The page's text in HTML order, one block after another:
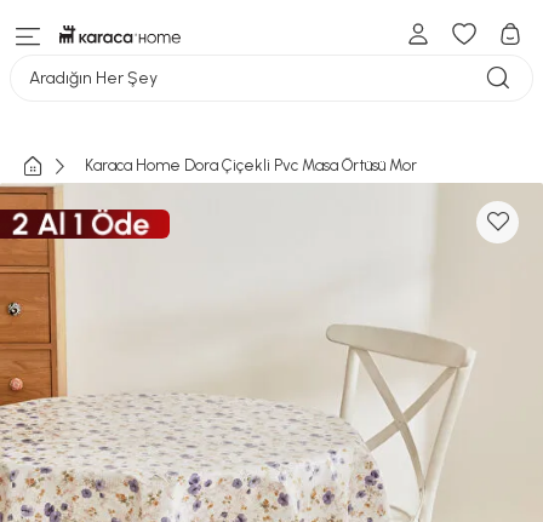
Aradığın Her Şey
Karaca Home Dora Çiçekli Pvc Masa Örtüsü Mor